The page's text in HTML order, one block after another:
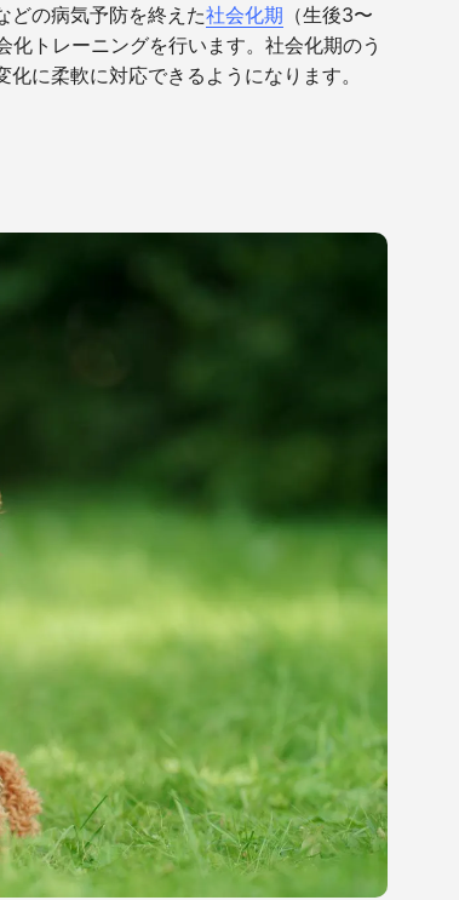
どの病気予防を終えた社会化期 （生後3〜
トレーニングを行います。社会化期のう
に柔軟に対応できるようになります。